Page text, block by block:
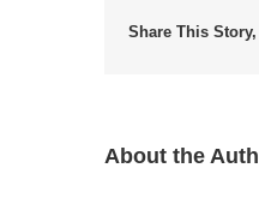
Share This
About the